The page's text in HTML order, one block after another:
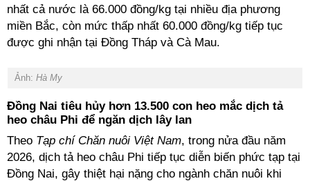
nhất cả nước là 66.000 đồng/kg tại nhiều địa phương
miền Bắc, còn mức thấp nhất 60.000 đồng/kg tiếp tục
được ghi nhận tại Đồng Tháp và Cà Mau.
Ảnh: Hà My
Đồng Nai tiêu hủy hơn 13.500 con heo mắc dịch tả
heo châu Phi để ngăn dịch lây lan
Theo Tạp chí Chăn nuôi Việt Nam, trong nửa đầu năm
2026, dịch tả heo châu Phi tiếp tục diễn biến phức tạp tại
Đồng Nai, gây thiệt hại nặng cho ngành chăn nuôi khi